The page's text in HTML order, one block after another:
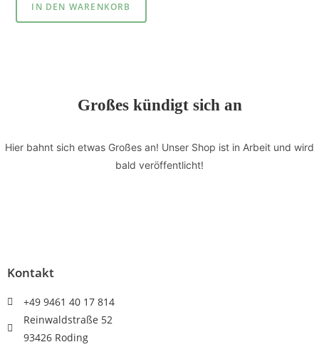
IN DEN WARENKORB
Großes kündigt sich an
Hier bahnt sich etwas Großes an! Unser Shop ist in Arbeit und wird
bald veröffentlicht!
Kontakt
+49 9461 40 17 814
Reinwaldstraße 52
93426 Roding